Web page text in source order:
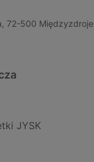
72-500 Międzyzdroje
JYSK